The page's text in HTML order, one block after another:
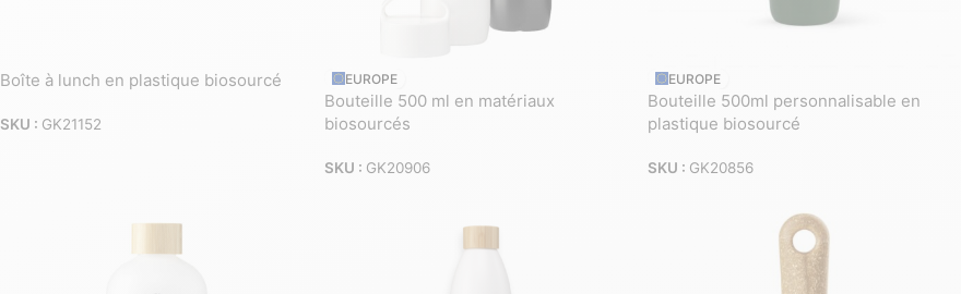
Boîte à lunch en plastique biosourcé
SKU : GK21152
EUROPE
Bouteille 500 ml en matériaux
biosourcés
SKU : GK20906
EUROPE
Bouteille 500ml personnalisable en
plastique biosourcé
SKU : GK20856